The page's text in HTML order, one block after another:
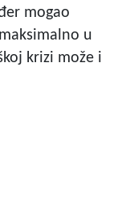
mogao
u
krizi može i